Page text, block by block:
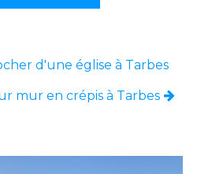
d'une église à Tarbes
mur en crépis à Tarbes